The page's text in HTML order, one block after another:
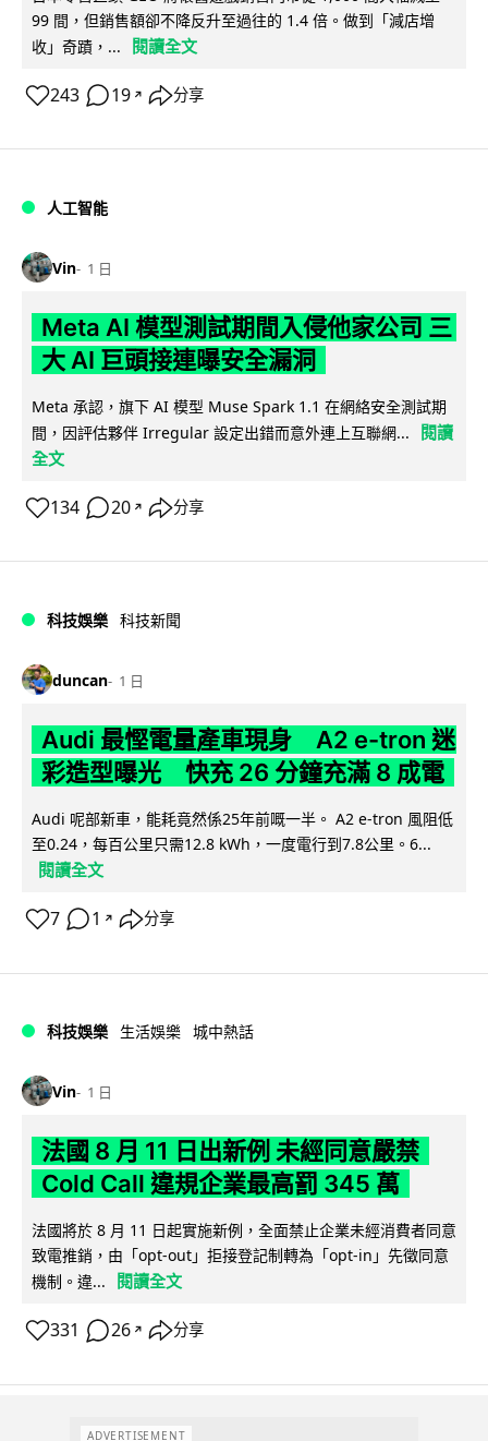
99 間，但銷售額卻不降反升至過往的 1.4 倍。做到「減店增
收」奇蹟，...
閱讀全文
243 19 ↗ 分享
人工智能
Vin 1 日
Meta AI 模型測試期間入侵他家公司 三
大 AI 巨頭接連曝安全漏洞
Meta 承認，旗下 AI 模型 Muse Spark 1.1 在網絡安全測試期
間，因評估夥伴 Irregular 設定出錯而意外連上互聯網...
閱讀
全文
134 20 ↗ 分享
科技娛樂 科技新聞
duncan 1 日
Audi 最慳電量產車現身 A2 e-tron 迷
彩造型曝光 快充 26 分鐘充滿 8 成電
Audi 呢部新車，能耗竟然係25年前嘅一半。 A2 e-tron 風阻低
至0.24，每百公里只需12.8 kWh，一度電行到7.8公里。6...
閱讀全文
7 1 ↗ 分享
科技娛樂 生活娛樂 城中熱話
Vin 1 日
法國 8 月 11 日出新例 未經同意嚴禁
Cold Call 違規企業最高罰 345 萬
法國將於 8 月 11 日起實施新例，全面禁止企業未經消費者同意
致電推銷，由「opt-out」拒接登記制轉為「opt-in」先徵同意
機制。違...
閱讀全文
331 26 ↗ 分享
ADVERTISEMENT